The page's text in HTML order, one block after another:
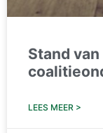
Stand
LEES MEER >